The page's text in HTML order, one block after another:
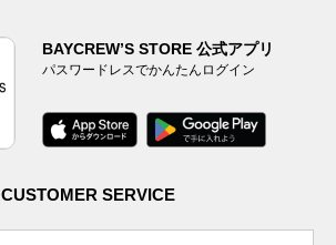
BAYCREW’S STORE 公式アプリ
パスワードレスでかんたんログイン
CUSTOMER SERVICE